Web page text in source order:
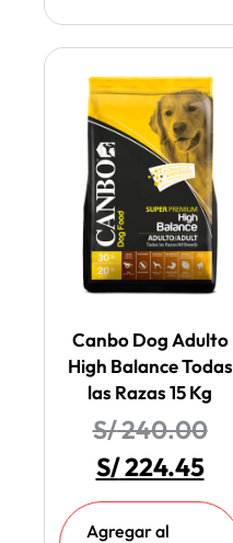
Canbo Dog Adulto
High Balance Todas
las Razas 15 Kg
S/240.00
S/224.45
Agregar al